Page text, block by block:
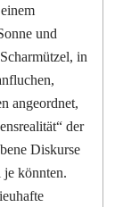
und
in
angeordnet,
der
Diskurse
je könnten.